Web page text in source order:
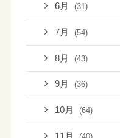
6月 (31)
7月 (54)
8月 (43)
9月 (36)
10月 (64)